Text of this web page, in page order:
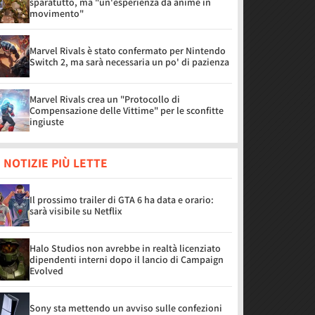
movimento"
Marvel Rivals è stato confermato per Nintendo
Switch 2, ma sarà necessaria un po' di pazienza
Marvel Rivals crea un "Protocollo di
Compensazione delle Vittime" per le sconfitte
ingiuste
NOTIZIE PIÙ LETTE
Il prossimo trailer di GTA 6 ha data e orario:
sarà visibile su Netflix
Halo Studios non avrebbe in realtà licenziato
dipendenti interni dopo il lancio di Campaign
Evolved
Sony sta mettendo un avviso sulle confezioni